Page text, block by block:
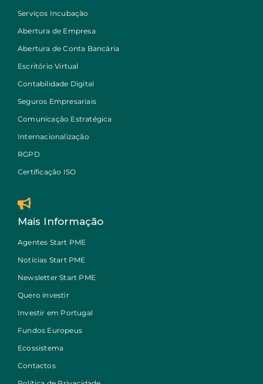
Serviços Incubação
Abertura de Empresa
Abertura de Conta Bancária
Escritório Virtual
Contabilidade Digital
Seguros Empresariais
Comunicação Estratégica
Internacionalização
RGPD
Certificação ISO
Mais Informação
Agentes Start PME
Notícias Start PME
Newsletter Start PME
Quero investir
Investir em Portugal
Fundos Europeus
Ecossistema
Contactos